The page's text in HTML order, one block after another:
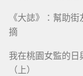
《大誌》：幫助
摘
我在桃園女監的
（上）